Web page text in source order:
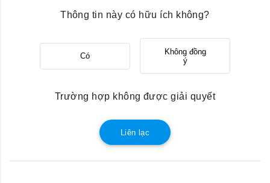
Thông tin này có hữu ích không?
Có
Không đồng
ý
Trường hợp không được giải quyết
Liên lạc